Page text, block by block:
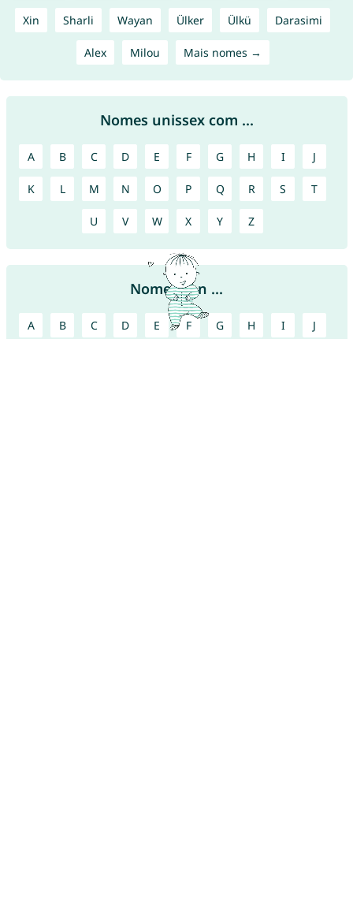
Xin Sharli Wayan Ülker Ülkü Darasimi
Alex Milou Mais nomes →
Nomes unissex com ...
A B C D E F G H I J
K L M N O P Q R S T
U V W X Y Z
Nomes con ...
A B C D E F G H I J